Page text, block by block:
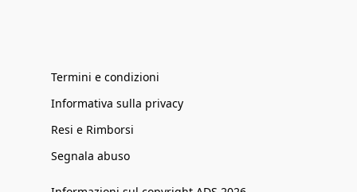
Termini e condizioni
Informativa sulla privacy
Resi e Rimborsi
Segnala abuso